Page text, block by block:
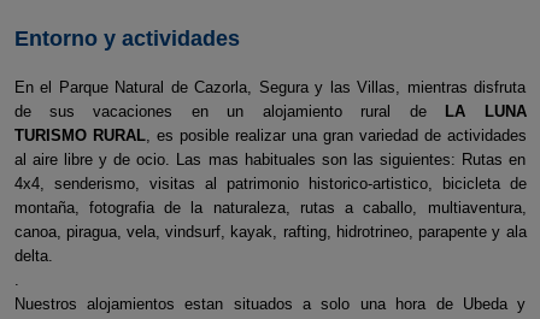
Entorno y actividades
En el Parque Natural de Cazorla, Segura y las Villas, mientras disfruta
de sus vacaciones en un alojamiento rural deLA LUNA
TURISMO RURAL, es posible realizar una gran variedad de actividades
al aire libre y de ocio. Las mas habituales son las siguientes: Rutas en
4x4, senderismo, visitas al patrimonio historico-artistico, bicicleta de
montaña, fotografia de la naturaleza, rutas a caballo, multiaventura,
canoa, piragua, vela, vindsurf, kayak, rafting, hidrotrineo, parapente y ala
delta.
.
Nuestros alojamientos estan situados a solo una hora de Ubeda y